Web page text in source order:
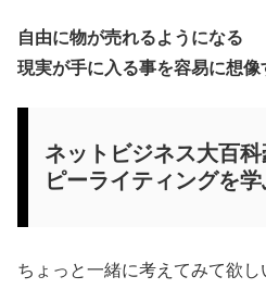
自由に物が売れるようになる
現実が手に入る事を容易に想
ネットビジネス大百
ピーライティングを
ちょっと一緒に考えてみて欲し